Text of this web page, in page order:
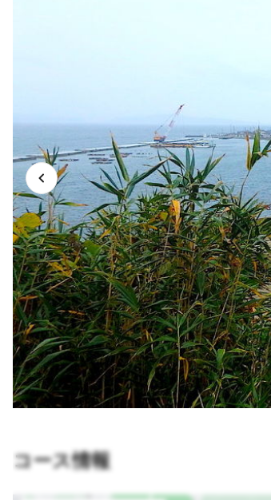
コース情報